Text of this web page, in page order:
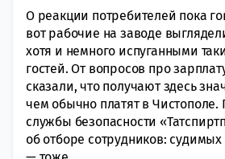
О реакции потребителей пока
вот рабочие на заводе
хотя и немного испуганными
гостей. От вопросов про
сказали, что получают здесь
чем обычно платят в Чистополе.
службы безопасности
об отборе сотрудников: